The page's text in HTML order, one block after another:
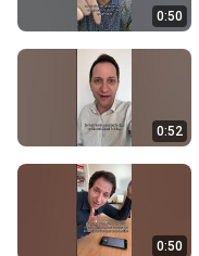
0:50
0:52
0:50